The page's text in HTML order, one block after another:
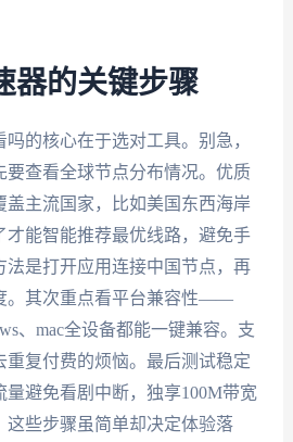
器的关键步骤
的核心在于选对工具。别急，
要查看全球节点分布情况。优质
盖主流国家，比如美国东西海岸
才能智能推荐最优线路，避免手
法是打开应用连接中国节点，再
。其次重点看平台兼容性——
、mac全设备都能一键兼容。支
重复付费的烦恼。最后测试稳定
避免看剧中断，独享100M带宽
这些步骤虽简单却决定体验落